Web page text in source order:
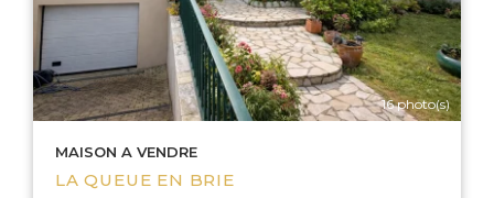
16 photo(s)
MAISON A VENDRE
LA QUEUE EN BRIE